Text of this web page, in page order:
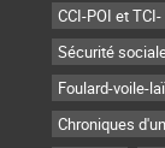
CCI-POI et
Sécurité
Foulard-voile-
Chroniques